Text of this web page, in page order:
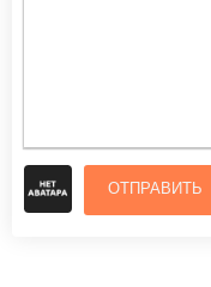
ОТПРАВИТЬ